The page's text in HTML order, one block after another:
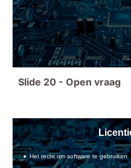
Slide 20 - Open vraag
Het recht om software te gebruiken